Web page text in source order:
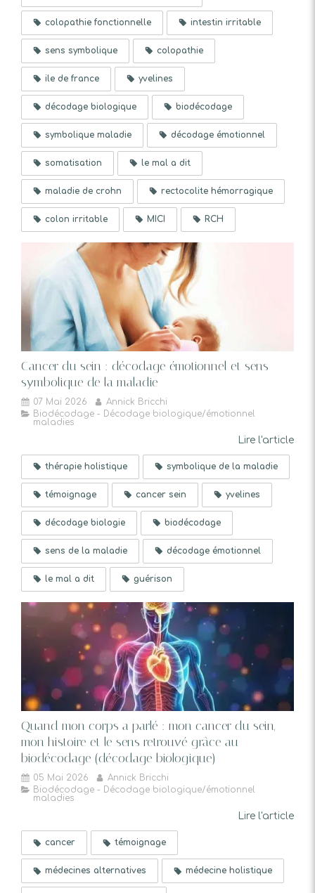
colopathie fonctionnelle intestin irritable
sens symbolique colopathie
ile de france yvelines
décodage biologique biodécodage
symbolique maladie décodage émotionnel
somatisation le mal a dit
maladie de crohn rectocolite hémorragique
colon irritable MICI RCH
Cancer du sein : décodage émotionnel et sens
symbolique de la maladie
07 Mai 2026
Annick Bricchi
Biodécodage - Décodage biologique/émotionnel
maladies
Lire l'article
thérapie holistique symbolique de la maladie
témoignage cancer sein yvelines
décodage biologie biodécodage
sens de la maladie décodage émotionnel
le mal a dit guérison
Quand mon corps a parlé : mon cancer du sein,
mon histoire et le sens retrouvé grâce au
biodécodage (décodage biologique)
05 Mai 2026
Annick Bricchi
Biodécodage - Décodage biologique/émotionnel
maladies
Lire l'article
cancer témoignage
médecines alternatives médecine holistique